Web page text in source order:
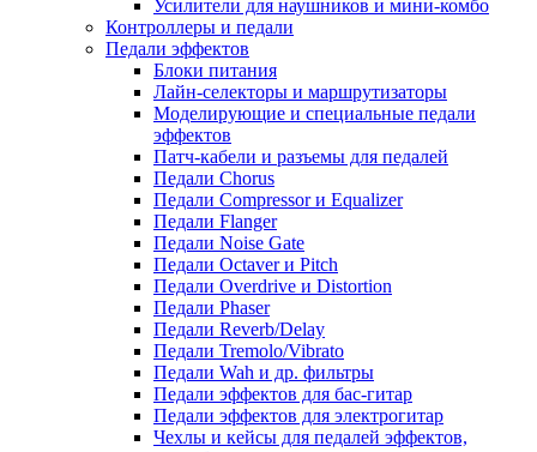
Усилители для наушников и мини-комбо
Контроллеры и педали
Педали эффектов
Блоки питания
Лайн-селекторы и маршрутизаторы
Моделирующие и специальные педали
эффектов
Патч-кабели и разъемы для педалей
Педали Chorus
Педали Compressor и Equalizer
Педали Flanger
Педали Noise Gate
Педали Octaver и Pitch
Педали Overdrive и Distortion
Педали Phaser
Педали Reverb/Delay
Педали Tremolo/Vibrato
Педали Wah и др. фильтры
Педали эффектов для бас-гитар
Педали эффектов для электрогитар
Чехлы и кейсы для педалей эффектов,